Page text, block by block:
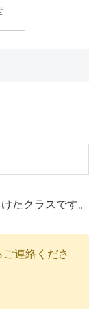
たクラスです。
連絡くださ